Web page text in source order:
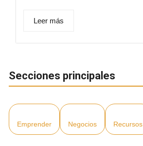
Leer más
Secciones principales
Emprender Negocios Recursos